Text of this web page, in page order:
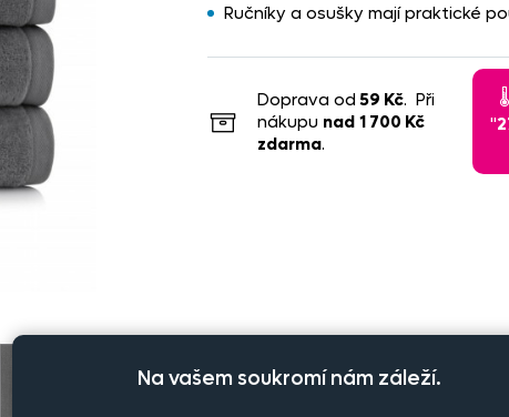
Ručníky a osušky mají praktické
Doprava od 59 Kč. Při
nákupu nad 1 700 Kč
zdarma.
"
Na vašem soukromí nám záleží.